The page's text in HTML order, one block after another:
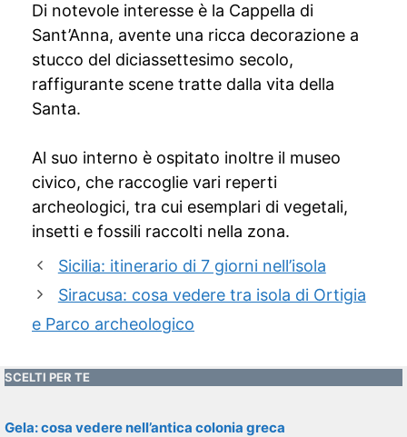
Di notevole interesse è la Cappella di
Sant’Anna, avente una ricca decorazione a
stucco del diciassettesimo secolo,
raffigurante scene tratte dalla vita della
Santa.
Al suo interno è ospitato inoltre il museo
civico, che raccoglie vari reperti
archeologici, tra cui esemplari di vegetali,
insetti e fossili raccolti nella zona.
Sicilia: itinerario di 7 giorni nell’isola
Siracusa: cosa vedere tra isola di Ortigia
e Parco archeologico
SCELTI PER TE
Gela: cosa vedere nell’antica colonia greca